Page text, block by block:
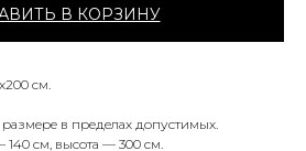
В КОРЗИНУ
см.
в пределах допустимых.
см, высота — 300 см.